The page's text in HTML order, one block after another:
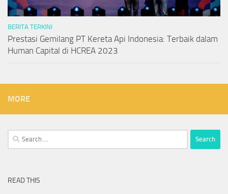
BERITA TERKINI
Prestasi Gemilang PT Kereta Api Indonesia: Terbaik dalam
Human Capital di HCREA 2023
MORE
Search
for:
READ THIS